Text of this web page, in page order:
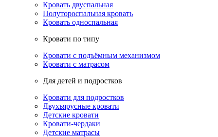
Кровать двуспальная
Полутороспальная кровать
Кровать односпальная
Кровати по типу
Кровати с подъёмным механизмом
Кровати с матрасом
Для детей и подростков
Кровати для подростков
Двухъярусные кровати
Детские кровати
Кровати-чердаки
Детские матрасы